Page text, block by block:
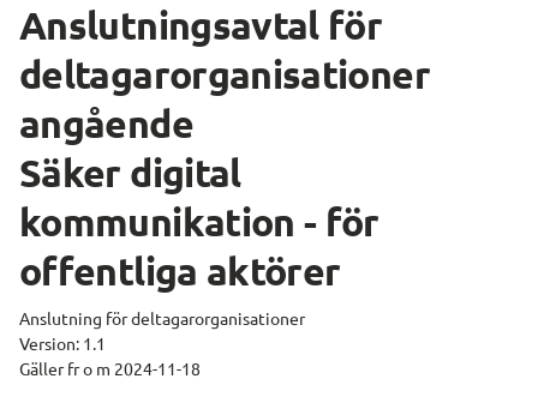
Anslutningsavtal för
deltagarorganisationer
angående
Säker digital
kommunikation - för
offentliga aktörer
Anslutning för deltagarorganisationer
Version: 1.1
Gäller fr o m 2024-11-18